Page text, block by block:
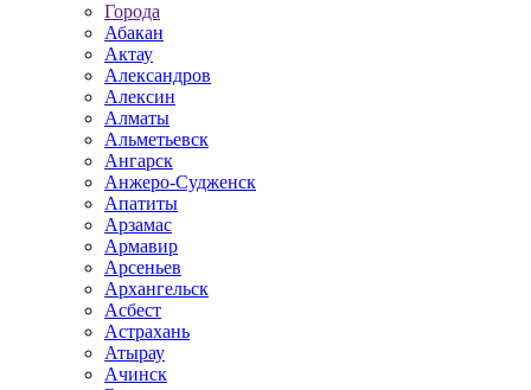
Города
Абакан
Актау
Александров
Алексин
Алматы
Альметьевск
Ангарск
Анжеро-Судженск
Апатиты
Арзамас
Армавир
Арсеньев
Архангельск
Асбест
Астрахань
Атырау
Ачинск